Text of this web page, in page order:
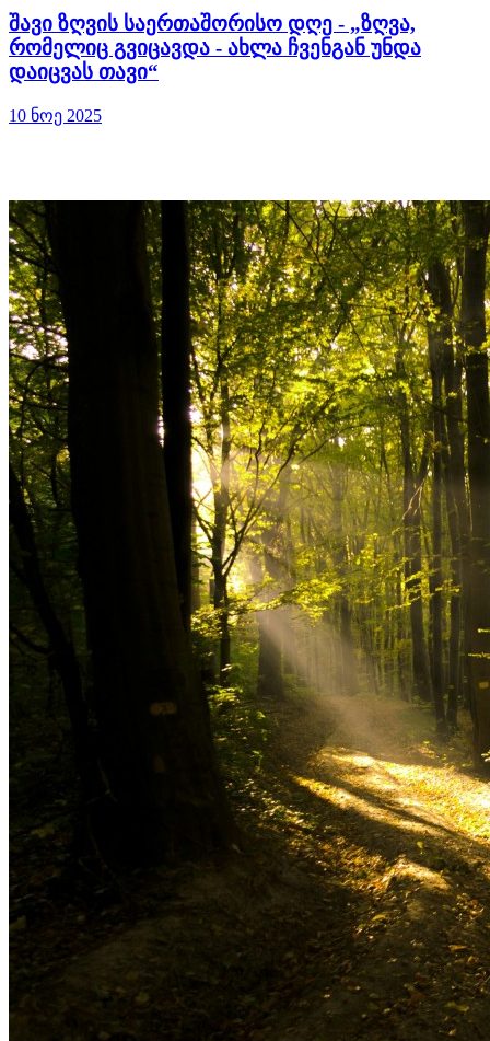
შავი ზღვის საერთაშორისო დღე - „ზღვა,
რომელიც გვიცავდა - ახლა ჩვენგან უნდა
დაიცვას თავი“
10 ნოე 2025